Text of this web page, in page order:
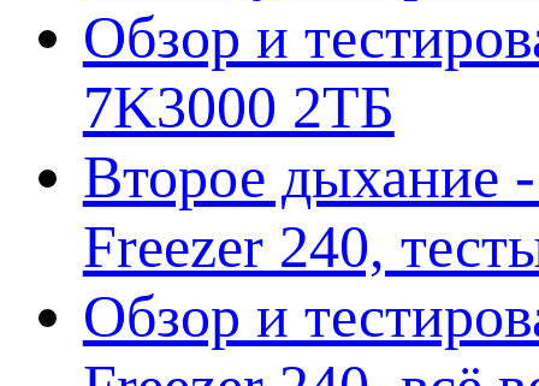
Обзор и
7K3000 2ТБ
Второе дыхание
Freezer 240,
Обзор и